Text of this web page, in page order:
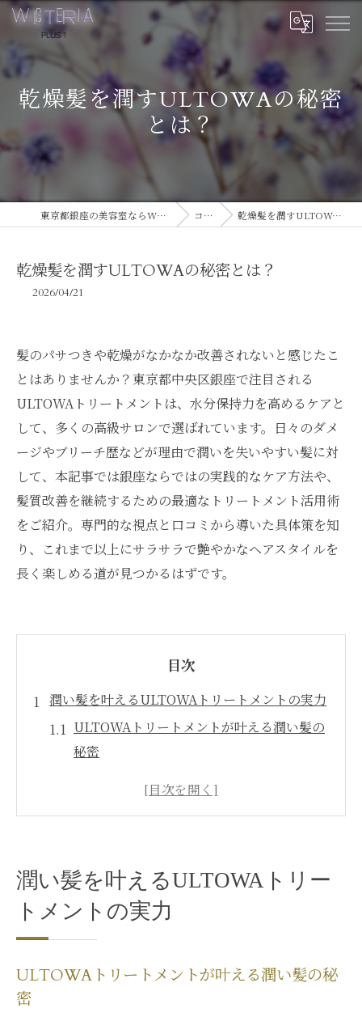
乾燥髪を潤すULTOWAの秘密
とは？
東京都銀座の美容室ならWISTERIA PLUS 1 コラム 乾燥髪を潤すULTOWAの秘密とは？
乾燥髪を潤すULTOWAの秘密とは？
2026/04/21
髪のパサつきや乾燥がなかなか改善されないと感じたこ
とはありませんか？東京都中央区銀座で注目される
ULTOWAトリートメントは、水分保持力を高めるケアと
して、多くの高級サロンで選ばれています。日々のダメ
ージやブリーチ歴などが理由で潤いを失いやすい髪に対
して、本記事では銀座ならではの実践的なケア方法や、
髪質改善を継続するための最適なトリートメント活用術
をご紹介。専門的な視点と口コミから導いた具体策を知
り、これまで以上にサラサラで艶やかなヘアスタイルを
長く楽しめる道が見つかるはずです。
目次
潤い髪を叶えるULTOWAトリートメントの実力
ULTOWAトリートメントが叶える潤い髪の
秘密
ント活用法
口コミで注目されるULTOWAの髪質改善体
潤い髪を叶えるULTOWAトリー
トメントの実力
ULTOWAトリートメントが叶える潤い髪の秘
密